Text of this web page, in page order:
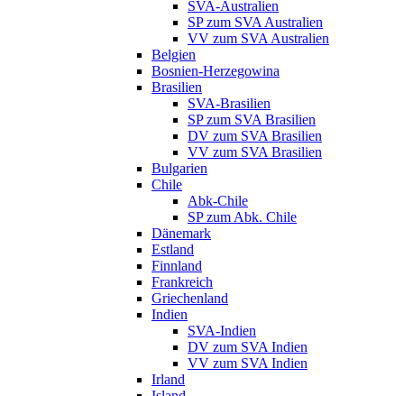
SVA-Australien
SP zum SVA Australien
VV zum SVA Australien
Belgien
Bosnien-Herzegowina
Brasilien
SVA-Brasilien
SP zum SVA Brasilien
DV zum SVA Brasilien
VV zum SVA Brasilien
Bulgarien
Chile
Abk-Chile
SP zum Abk. Chile
Dänemark
Estland
Finnland
Frankreich
Griechenland
Indien
SVA-Indien
DV zum SVA Indien
VV zum SVA Indien
Irland